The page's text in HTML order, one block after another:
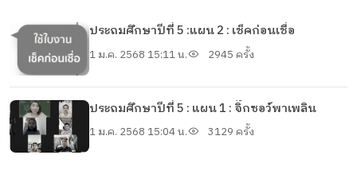
ประถมศึกษาปีที่ 5 :แผน 2 : เช็คก่อนเชื่อ
1 ม.ค. 2568 15:11 น. 2945 ครั้ง
ประถมศึกษาปีที่ 5 : แผน 1 : จิ๊กซอว์พาเพลิน
1 ม.ค. 2568 15:04 น. 3129 ครั้ง